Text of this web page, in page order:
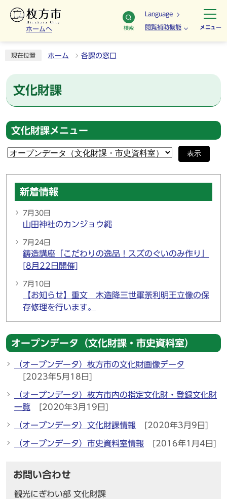
ホームへ 検索
Language
閲覧補助機能 メニュー
現在位置 ホーム 各課の窓口
文化財課
文化財課メニュー
表示
新着情報
7月30日
山田神社のカンジョウ縄
7月24日
鋳造講座「こだわりの逸品！スズのぐいのみ作り」
[8月22日開催]
7月10日
【お知らせ】重文 木造降三世軍荼利明王立像の保
存修理を行います。
オープンデータ（文化財課・市史資料室）
（オープンデータ）枚方市の文化財画像データ
[2023年5月18日]
（オープンデータ）枚方市内の指定文化財・登録文化財
一覧
[2020年3月19日]
（オープンデータ）文化財課情報 [2020年3月9日]
（オープンデータ）市史資料室情報 [2016年1月4日]
お問い合わせ
観光にぎわい部 文化財課